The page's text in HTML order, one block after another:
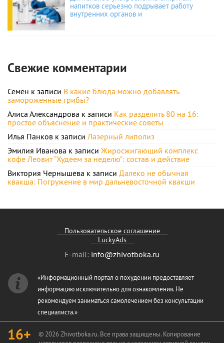
напитков серьезно подрывает работу
внутренних органов и
Свежие комментарии
Семён к записи В какие блюда можно добавлять
замороженные грибы?
Алиса Александрова к записи Как разделить 80 на 16:
простое объяснение и практические советы
Илья Панков к записи Лазерный липолиз
Эмилия Иванова к записи Жиросжигающий комплекс
кофе Леовит “Худеем за неделю”: состав и действие
Виктория Чернышева к записи Далеко не обычная
квакша: Погружение в мир дальневосточной квакши
Пользовательское соглашение
LuckyAds
E-mail: info@zhivotboka.ru
«Информационный портал о похудении предоставляет
информацию исключительно для ознакомления. Не
рекомендуем заниматься самолечением без консультации
специалиста.»
16+
© 2026 Zhivotboka.ru. Все права защищены. Копирование